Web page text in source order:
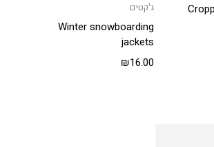
ג'קטים
Winter snowboarding
jackets
₪16.00